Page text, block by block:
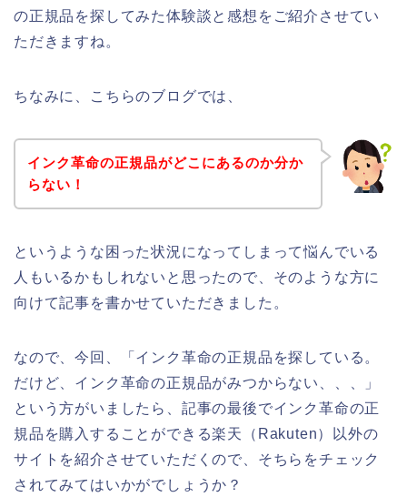
の正規品を探してみた体験談と感想をご紹介させてい
ただきますね。
ちなみに、こちらのブログでは、
インク革命の正規品がどこにあるのか分か
らない！
というような困った状況になってしまって悩んでいる
人もいるかもしれないと思ったので、そのような方に
向けて記事を書かせていただきました。
なので、今回、「インク革命の正規品を探している。
だけど、インク革命の正規品がみつからない、、、」
という方がいましたら、記事の最後でインク革命の正
規品を購入することができる楽天（Rakuten）以外の
サイトを紹介させていただくので、そちらをチェック
されてみてはいかがでしょうか？